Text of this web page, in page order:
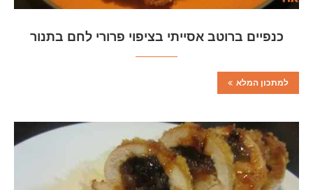
כנפיים ברוטב אסייתי בציפוי פרורי לחם בתנור
למתכון המלא